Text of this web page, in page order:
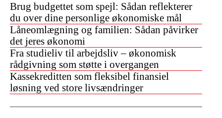
Brug budgettet som spejl: Sådan reflekterer
du over dine personlige økonomiske mål
Låneomlægning og familien: Sådan påvirker
det jeres økonomi
Fra studieliv til arbejdsliv – økonomisk
rådgivning som støtte i overgangen
Kassekreditten som fleksibel finansiel
løsning ved store livsændringer